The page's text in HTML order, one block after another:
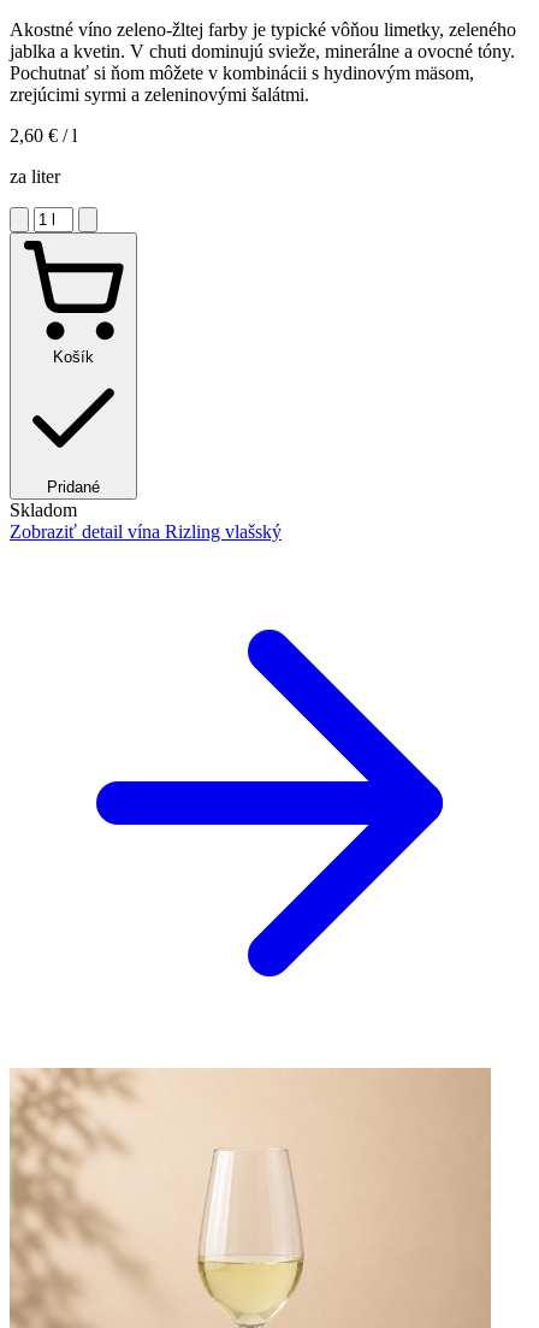
Akostné víno zeleno-žltej farby je typické vôňou limetky, zeleného
jablka a kvetin. V chuti dominujú svieže, minerálne a ovocné tóny.
Pochutnať si ňom môžete v kombinácii s hydinovým mäsom,
zrejúcimi syrmi a zeleninovými šalátmi.
2,60 € / l
za liter
Košík
Pridané
Skladom
Zobraziť detail vína Rizling vlašský